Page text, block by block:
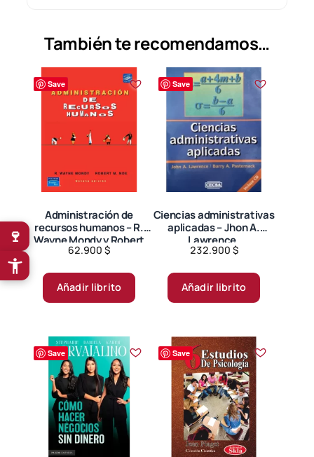
También te recomendamos…
Save
Administración de
recursos humanos – R.
Wayne Mondy y Robert
M. Noe.
62.900 $
Añadir librito
Save
Ciencias administrativas
aplicadas – Jhon A.
Lawrence.
232.900 $
Añadir librito
Save Save
🍷